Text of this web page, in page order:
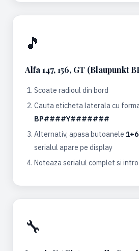
🎵
Alfa 147, 156, GT (Blaupunkt
Scoate radioul din bord
Cauta eticheta laterala cu
BP####Y#######
Alternativ, apasa butoanele 1+6
serialul apare pe display
Noteaza serialul complet si
🔧